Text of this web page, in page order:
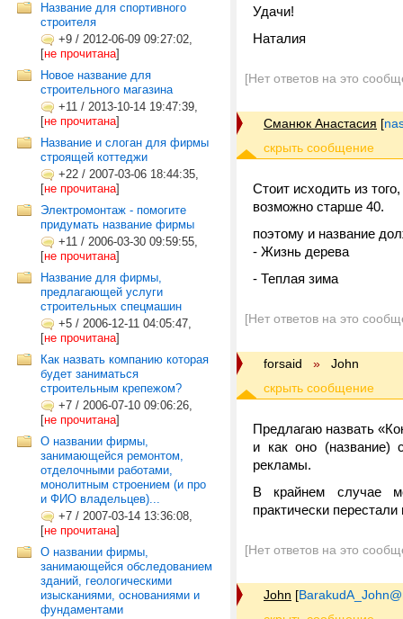
Название для спортивного
строителя
+9 / 2012-06-09 09:27:02,
[не прочитана]
Новое название для
строительного магазина
+11 / 2013-10-14 19:47:39,
[не прочитана]
Название и слоган для фирмы
строящей коттеджи
+22 / 2007-03-06 18:44:35,
[не прочитана]
Электромонтаж - помогите
придумать название фирмы
+11 / 2006-03-30 09:59:55,
[не прочитана]
Название для фирмы,
предлагающей услуги
строительных спецмашин
+5 / 2006-12-11 04:05:47,
[не прочитана]
Как назвать компанию которая
будет заниматься
строительным крепежом?
+7 / 2006-07-10 09:06:26,
[не прочитана]
О названии фирмы,
занимающейся ремонтом,
отделочными работами,
монолитным строением (и про
и ФИО владельцев)...
+7 / 2007-03-14 13:36:08,
[не прочитана]
О названии фирмы,
занимающейся обследованием
зданий, геологическими
изысканиями, основаниями и
фундаментами
Удачи!
Наталия
[Нет ответов на это
Сманюк Анастасия [
Стоит исходить из
возможно старше 40.
поэтому и название
- Жизнь дерева
- Теплая зима
[Нет ответов на это
forsaid » John
Предлагаю назвать
и как оно (название)
рекламы.
В крайнем случае
практически
[Нет ответов на это
John [